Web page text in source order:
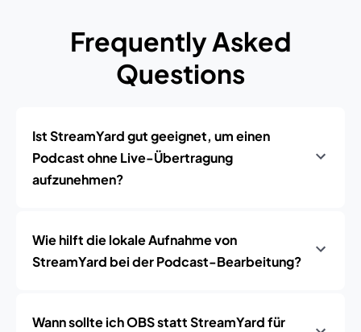
Frequently Asked
Questions
Ist StreamYard gut geeignet, um einen
Podcast ohne Live-Übertragung
aufzunehmen?
Wie hilft die lokale Aufnahme von
StreamYard bei der Podcast-Bearbeitung?
Wann sollte ich OBS statt StreamYard für